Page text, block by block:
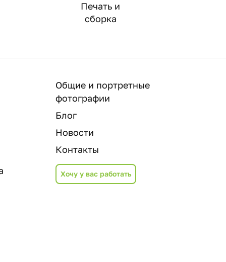
Печать и
сборка
Общие и портретные
фотографии
Блог
Новости
Контакты
Хочу у вас работать